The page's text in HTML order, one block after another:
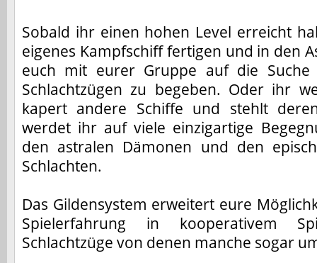
Sobald ihr einen hohen Level erreicht
eigenes Kampfschiff fertigen und in den
euch mit eurer Gruppe auf die Suche
Schlachtzügen zu begeben. Oder ihr
kapert andere Schiffe und stehlt
werdet ihr auf viele einzigartige
den astralen Dämonen und den
Schlachten.
Das Gildensystem erweitert eure
Spielerfahrung in kooperativem
Schlachtzüge von denen manche sogar